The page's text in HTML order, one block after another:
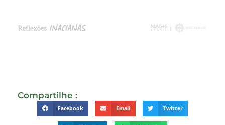
Compartilhe :
Facebook Email Twitter